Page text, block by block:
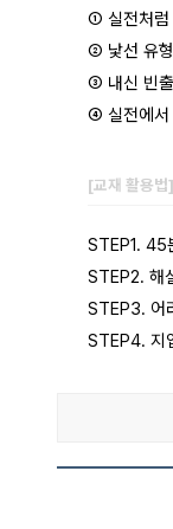
① 실전처럼
② 낯선 유
③ 내신 빈
④ 실전에서
[교재 활용법
STEP1. 45
STEP2. 해
STEP3. 어
STEP4. 지